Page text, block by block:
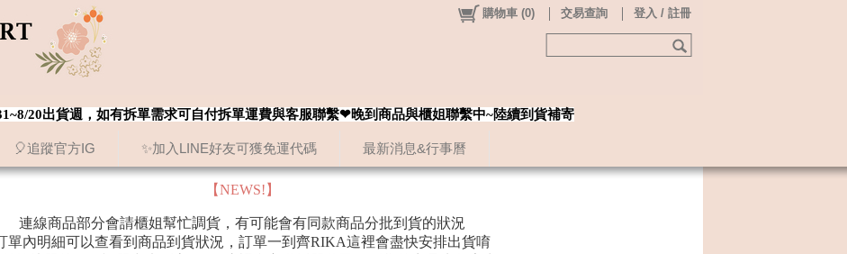
🎈追蹤官方IG ✨加入LINE好友可獲免運代碼 最新消息&行事曆
購物車 (0) 交易查詢 登入 / 註冊
20出貨週，如有拆單需求可自付拆單運費與客服聯繫❤晚到商品與櫃姐聯繫中~陸續到貨補寄